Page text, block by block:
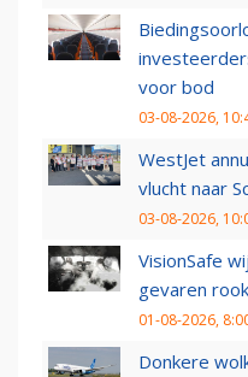
voor bod
03-08-2026,
WestJet
vlucht naar
03-08-2026,
VisionSafe
gevaren
01-08-2026,
Donkere